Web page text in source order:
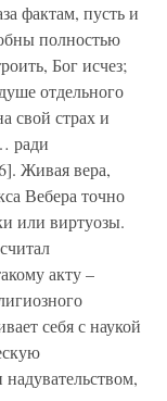
фактам, пусть и
полностью
Бог исчез;
отдельного
свой страх и
ради
Живая вера,
Вебера точно
или виртуозы.
акту –
себя с наукой